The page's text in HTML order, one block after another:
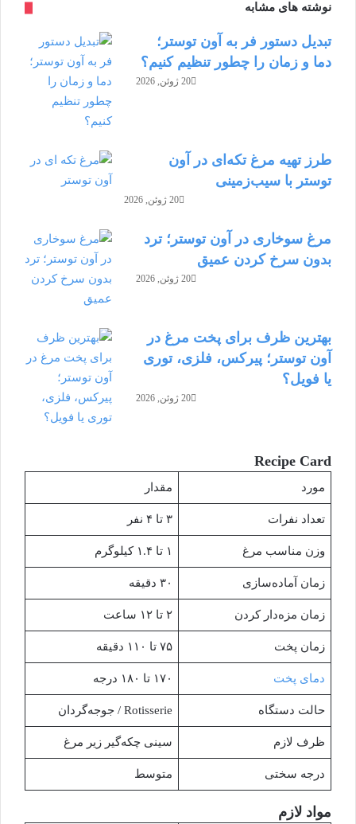
نوشته های مشابه
تبدیل دستور فر به آون توستر؛
دما و زمان را چطور تنظیم کنیم؟
20 ژوئن, 2026
طرز تهیه مرغ تکه‌ای در آون
توستر با سیب‌زمینی
20 ژوئن, 2026
مرغ سوخاری در آون توستر؛ ترد
بدون سرخ کردن عمیق
20 ژوئن, 2026
بهترین ظرف برای پخت مرغ در
آون توستر؛ پیرکس، فلزی، توری
یا فویل؟
20 ژوئن, 2026
Recipe Card
مورد مقدار
تعداد نفرات ۳ تا ۴ نفر
وزن مناسب مرغ ۱ تا ۱.۴ کیلوگرم
زمان آماده‌سازی ۳۰ دقیقه
زمان مزه‌دار کردن ۲ تا ۱۲ ساعت
زمان پخت ۷۵ تا ۱۱۰ دقیقه
دمای پخت ۱۷۰ تا ۱۸۰ درجه
حالت دستگاه Rotisserie / جوجه‌گردان
ظرف لازم سینی چکه‌گیر زیر مرغ
درجه سختی متوسط
مواد لازم